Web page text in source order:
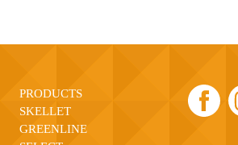
PRODUCTS
SKELLET
GREENLINE